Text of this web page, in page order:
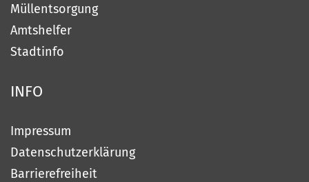
Müllentsorgung
Amtshelfer
Stadtinfo
INFO
Impressum
Datenschutzerklärung
Barrierefreiheit